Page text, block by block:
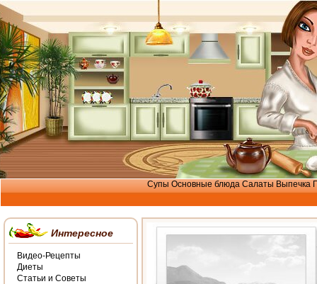
Супы Основные блюда Салаты Выпечка
Интересное
Видео-Рецепты
Диеты
Статьи и Советы